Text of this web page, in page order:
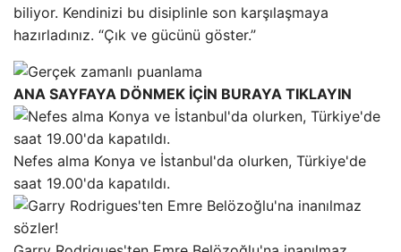
biliyor. Kendinizi bu disiplinle son karşılaşmaya
hazırladınız. “Çık ve gücünü göster.”
ANA SAYFAYA DÖNMEK İÇİN BURAYA TIKLAYIN
Nefes alma Konya ve İstanbul'da olurken, Türkiye'de
saat 19.00'da kapatıldı.